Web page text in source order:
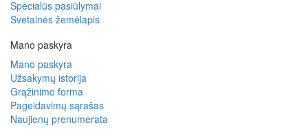
Specialūs pasiūlymai
Svetainės žemėlapis
Mano paskyra
Mano paskyra
Užsakymų istorija
Grąžinimo forma
Pageidavimų sąrašas
Naujienų prenumerata